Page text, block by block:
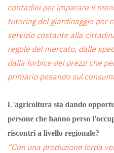
contadini per imparare il
tutoring del giardinaggio per
servizio costante alla
regole del mercato, dalle
dalla forbice dei prezzi che
primario pesando sul
L'agricoltura sta dando
persone che hanno perso
riscontri a livello regionale?
“Con una produzione lorda